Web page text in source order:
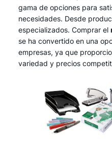
gama de opciones para
necesidades. Desde
especializados. Comprar el
se ha convertido en una
empresas, ya que
variedad y precios